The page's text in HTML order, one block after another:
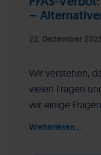
–
22. Dezember
Wir verstehen,
vielen Fragen
wir einige
Weiterlesen...